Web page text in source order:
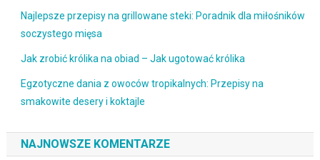
Najlepsze przepisy na grillowane steki: Poradnik dla miłośników
soczystego mięsa
Jak zrobić królika na obiad – Jak ugotować królika
Egzotyczne dania z owoców tropikalnych: Przepisy na
smakowite desery i koktajle
NAJNOWSZE KOMENTARZE